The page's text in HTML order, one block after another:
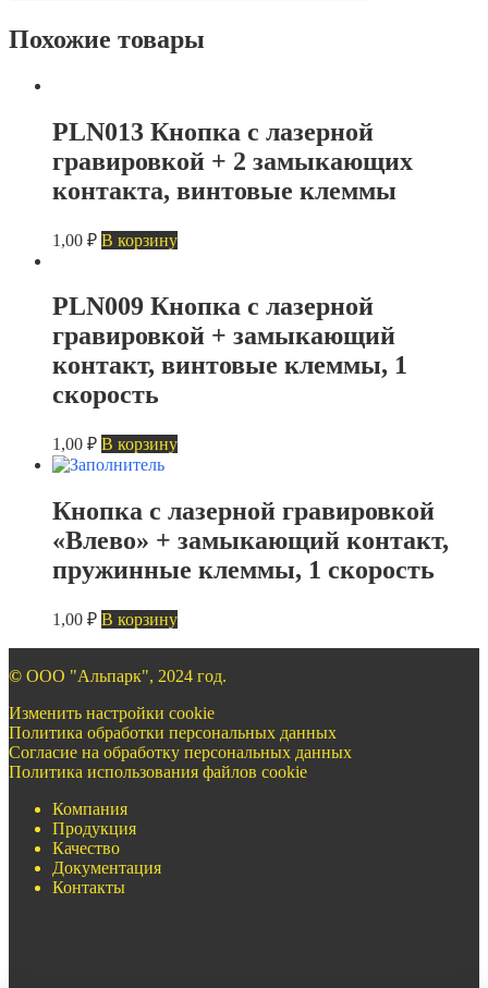
Похожие товары
PLN013 Кнопка с лазерной
гравировкой + 2 замыкающих
контакта, винтовые клеммы
1,00 ₽ В корзину
PLN009 Кнопка с лазерной
гравировкой + замыкающий
контакт, винтовые клеммы, 1
скорость
1,00 ₽ В корзину
Кнопка с лазерной гравировкой
«Влево» + замыкающий контакт,
пружинные клеммы, 1 скорость
1,00 ₽ В корзину
© ООО "Альпарк", 2024 год.
Изменить настройки cookie
Политика обработки персональных данных
Согласие на обработку персональных данных
Политика использования файлов cookie
Компания
Продукция
Качество
Документация
Контакты